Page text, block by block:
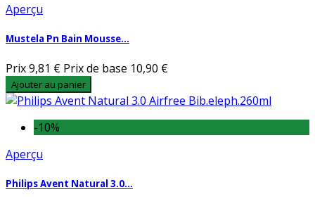
Aperçu
Mustela Pn Bain Mousse...
Prix9,81 € Prix de base 10,90 €
Ajouter au panier
-10%
Aperçu
Philips Avent Natural 3.0...